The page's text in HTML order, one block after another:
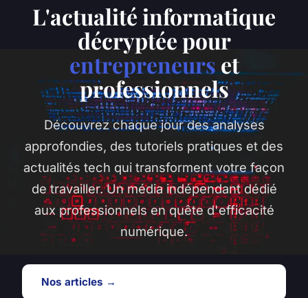
L'actualité informatique
décryptée pour
entrepreneurset
professionnels
Découvrez chaque jour des analyses
approfondies, des tutoriels pratiques et des
actualités tech qui transforment votre façon
de travailler. Un média indépendant dédié
aux professionnels en quête d'efficacité
numérique.
Nos articles →